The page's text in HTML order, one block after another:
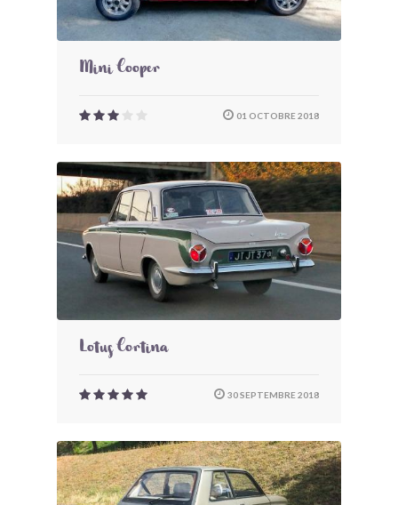
Mini Cooper
01 OCTOBRE 2018
Lotus Cortina
30 SEPTEMBRE 2018